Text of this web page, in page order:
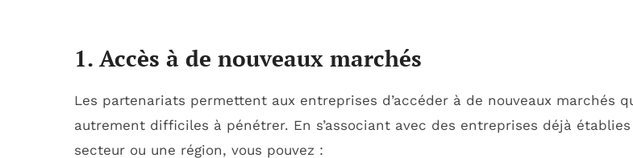
1. Accès à de nouveaux marchés
Les partenariats permettent aux entreprises d’accéder à de nouveaux marchés
autrement difficiles à pénétrer. En s’associant avec des entreprises déjà
secteur ou une région, vous pouvez :